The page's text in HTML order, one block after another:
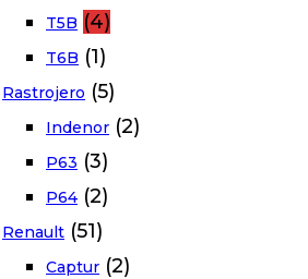
T5B (4)
T6B (1)
Rastrojero (5)
Indenor (2)
P63 (3)
P64 (2)
Renault (51)
Captur (2)